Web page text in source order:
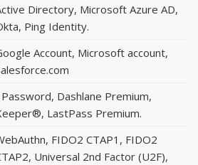
Directory, Microsoft Azure AD,
Ping Identity.
Account, Microsoft account,
Dashlane Premium,
LastPass Premium.
FIDO2 CTAP1, FIDO2
Universal 2nd Factor (U2F),